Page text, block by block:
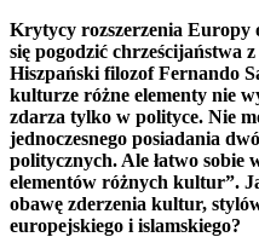
Krytycy rozszerzenia Europy
się pogodzić chrześcijaństwa
Hiszpański filozof Fernando
kulturze różne elementy nie
zdarza tylko w polityce. Nie
jednoczesnego posiadania
politycznych. Ale łatwo sobie
elementów różnych kultur”.
obawę zderzenia kultur,
europejskiego i islamskiego?